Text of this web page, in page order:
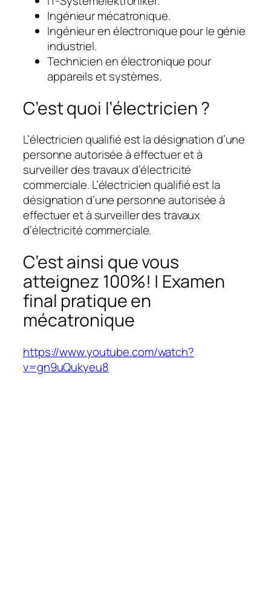
Ingénieur mécatronique.
Ingénieur en électronique pour le génie
industriel.
Technicien en électronique pour
appareils et systèmes.
C’est quoi l’électricien ?
L’électricien qualifié est la désignation d’une
personne autorisée à effectuer et à
surveiller des travaux d’électricité
commerciale. L’électricien qualifié est la
désignation d’une personne autorisée à
effectuer et à surveiller des travaux
d’électricité commerciale.
C’est ainsi que vous
atteignez 100%! | Examen
final pratique en
mécatronique
https://www.youtube.com/watch?
v=gn9uQukyeu8